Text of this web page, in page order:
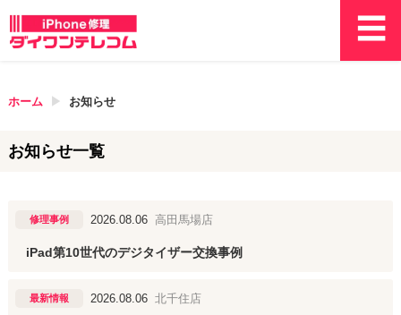
ホーム お知らせ
お知らせ一覧
修理事例 2026.08.06 高田馬場店
iPad第10世代のデジタイザー交換事例
最新情報 2026.08.06 北千住店